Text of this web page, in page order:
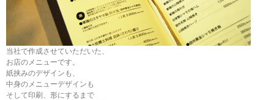
当社で作成させていただいた、
お店のメニューです。
紙挟みのデザインも、
中身のメニューデザインも
そして印刷、形にするまで